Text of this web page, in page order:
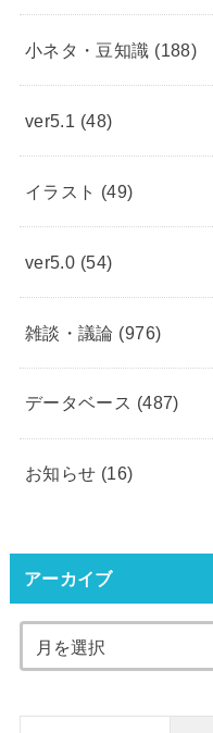
小ネタ・豆知識 (188)
ver5.1 (48)
イラスト (49)
ver5.0 (54)
雑談・議論 (976)
データベース (487)
お知らせ (16)
アーカイブ